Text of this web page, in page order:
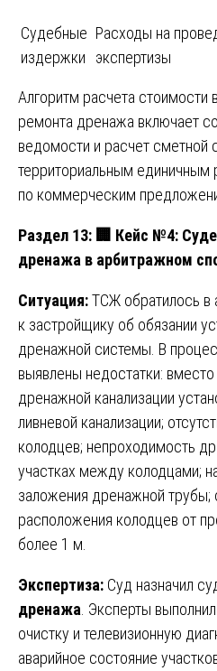
Судебные
издержки
Расходы на
экспертизы
Алгоритм расчета стоимости
ремонта дренажа включает
ведомости и расчет сметной
территориальным единичным
по коммерческим
Раздел 13: 🏢 Кейс №4:
дренажа в арбитражном
Ситуация:ТСЖ обратилось в
к застройщику об обязании
дренажной системы. В
выявлены недостатки:
дренажной канализации
ливневой канализации;
колодцев; непроходимость
участках между колодцами;
заложения дренажной трубы;
расположения колодцев от
более 1 м.
Экспертиза: Суд назначил
дренажа . Эксперты
очистку и телевизионную
аварийное состояние